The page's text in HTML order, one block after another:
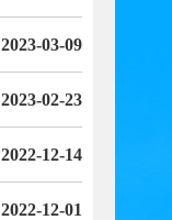
2023-03-09
2023-02-23
2022-12-14
2022-12-01